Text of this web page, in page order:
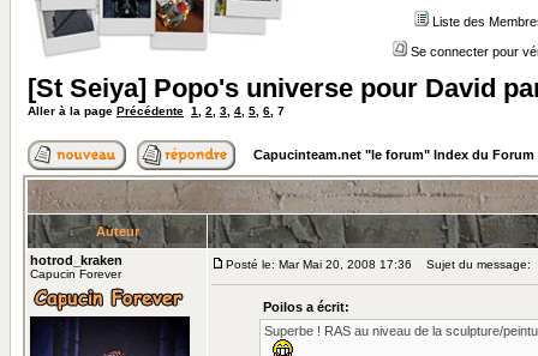
Liste des
Se connecter pour
[St Seiya] Popo's universe pour David
Aller à la page Précédente 1 2 3 4 5 6 7
Capucinteam.net "le forum" Index du Forum
Auteur
hotrod_kraken
Capucin Forever
Posté le: Mar Mai 20, 2008 17:36 Sujet du message:
Poilos a écrit:
Superbe ! RAS au niveau de la sculpture/